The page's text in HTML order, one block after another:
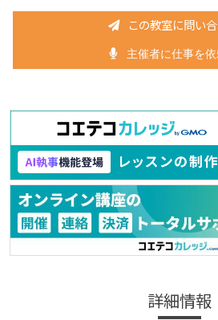
この教室に問い
主催者に仕事を
詳細情報